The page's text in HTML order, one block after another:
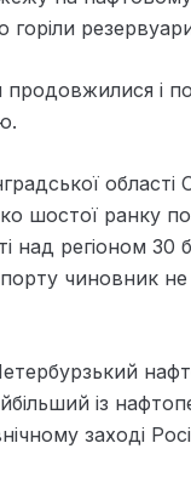
горіли
продовжилися і
області
шостої ранку
над регіоном 30
чиновник не
із
заході